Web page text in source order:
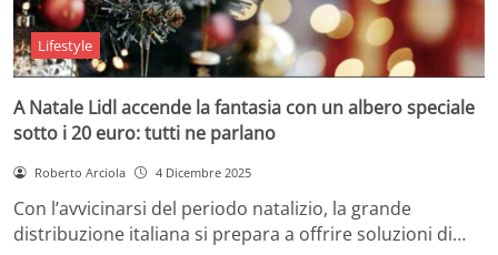
Lifestyle
A Natale Lidl accende la fantasia con un albero speciale
sotto i 20 euro: tutti ne parlano
Roberto Arciola 4 Dicembre 2025
Con l’avvicinarsi del periodo natalizio, la grande
distribuzione italiana si prepara a offrire soluzioni di…